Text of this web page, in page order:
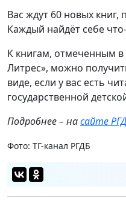
Вас ждут 60 новых
Каждый найдёт себе
К книгам, отмеченным в
Литрес», можно
виде, если у вас есть
государственной
Подробнее – насайте
Фото: ТГ-канал РГДБ